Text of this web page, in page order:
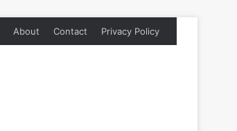
About Contact Privacy Policy